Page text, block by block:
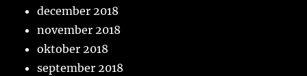
december 2018
november 2018
oktober 2018
september 2018